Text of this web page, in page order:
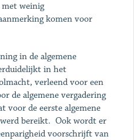
met weinig
komen voor
in de algemene
in het
verleend voor een
de algemene vergadering
voor de eerste algemene
bereikt. Ook wordt er
voorschrijft van